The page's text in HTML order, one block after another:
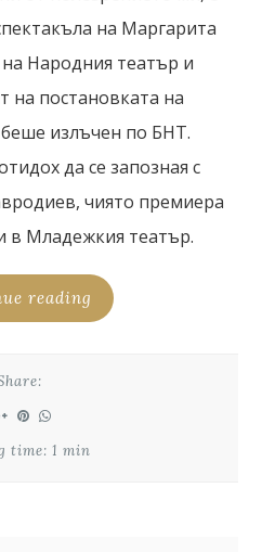
на Маргарита
Народния театър и
на постановката на
излъчен по БНТ.
да се запозная с
чиято премиера
в Младежкия театър.
reading
time: 1 min